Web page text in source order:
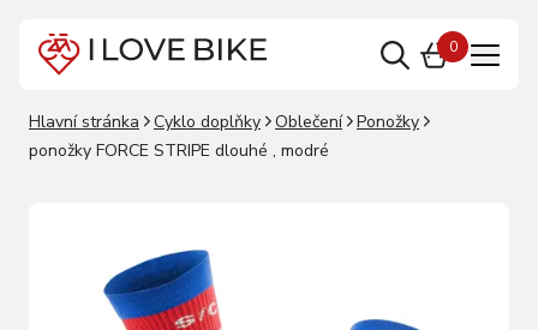
0
Hlavní stránka Cyklo doplňky Oblečení
Ponožky
ponožky FORCE STRIPE dlouhé , modré